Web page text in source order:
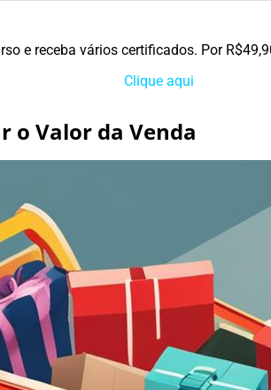
e receba vários certificados. Por
Clique aqui
o Valor da Venda